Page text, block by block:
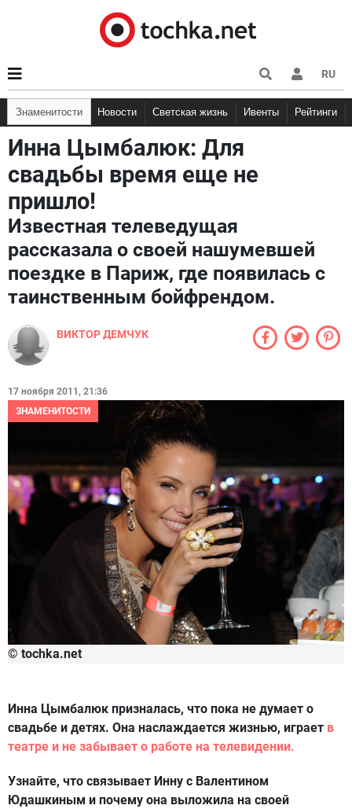
RU
Знаменитости Новости Светская жизнь Ивенты Рейтинги
Инна Цымбалюк: Для
свадьбы время еще не
пришло!
Известная телеведущая
рассказала о своей нашумевшей
поездке в Париж, где появилась с
таинственным бойфрендом.
ВИКТОР ДЕМЧУК
17 ноября 2011, 21:36
ЗНАМЕНИТОСТИ
© tochka.net
Инна Цымбалюк призналась, что пока не думает о
свадьбе и детях. Она наслаждается жизнью, играет в
театре и не забывает о работе на телевидении.
Узнайте, что связывает Инну с Валентином
Юдашкиным и почему она выложила на своей